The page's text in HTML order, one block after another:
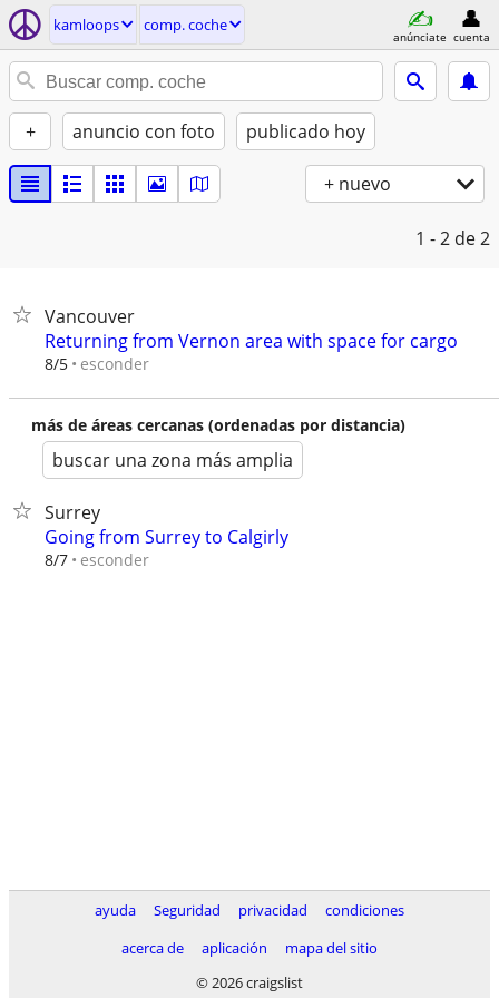
kamloops comp. coche
anúnciate cuenta
+ anuncio con foto publicado hoy
+ nuevo
1 - 2 de 2
Vancouver
Returning from Vernon area with space for cargo
8/5 esconder
más de áreas cercanas (ordenadas por distancia)
buscar una zona más amplia
Surrey
Going from Surrey to Calgirly
8/7 esconder
ayuda Seguridad privacidad
condiciones
acerca de
aplicación
mapa del sitio
© 2026 craigslist